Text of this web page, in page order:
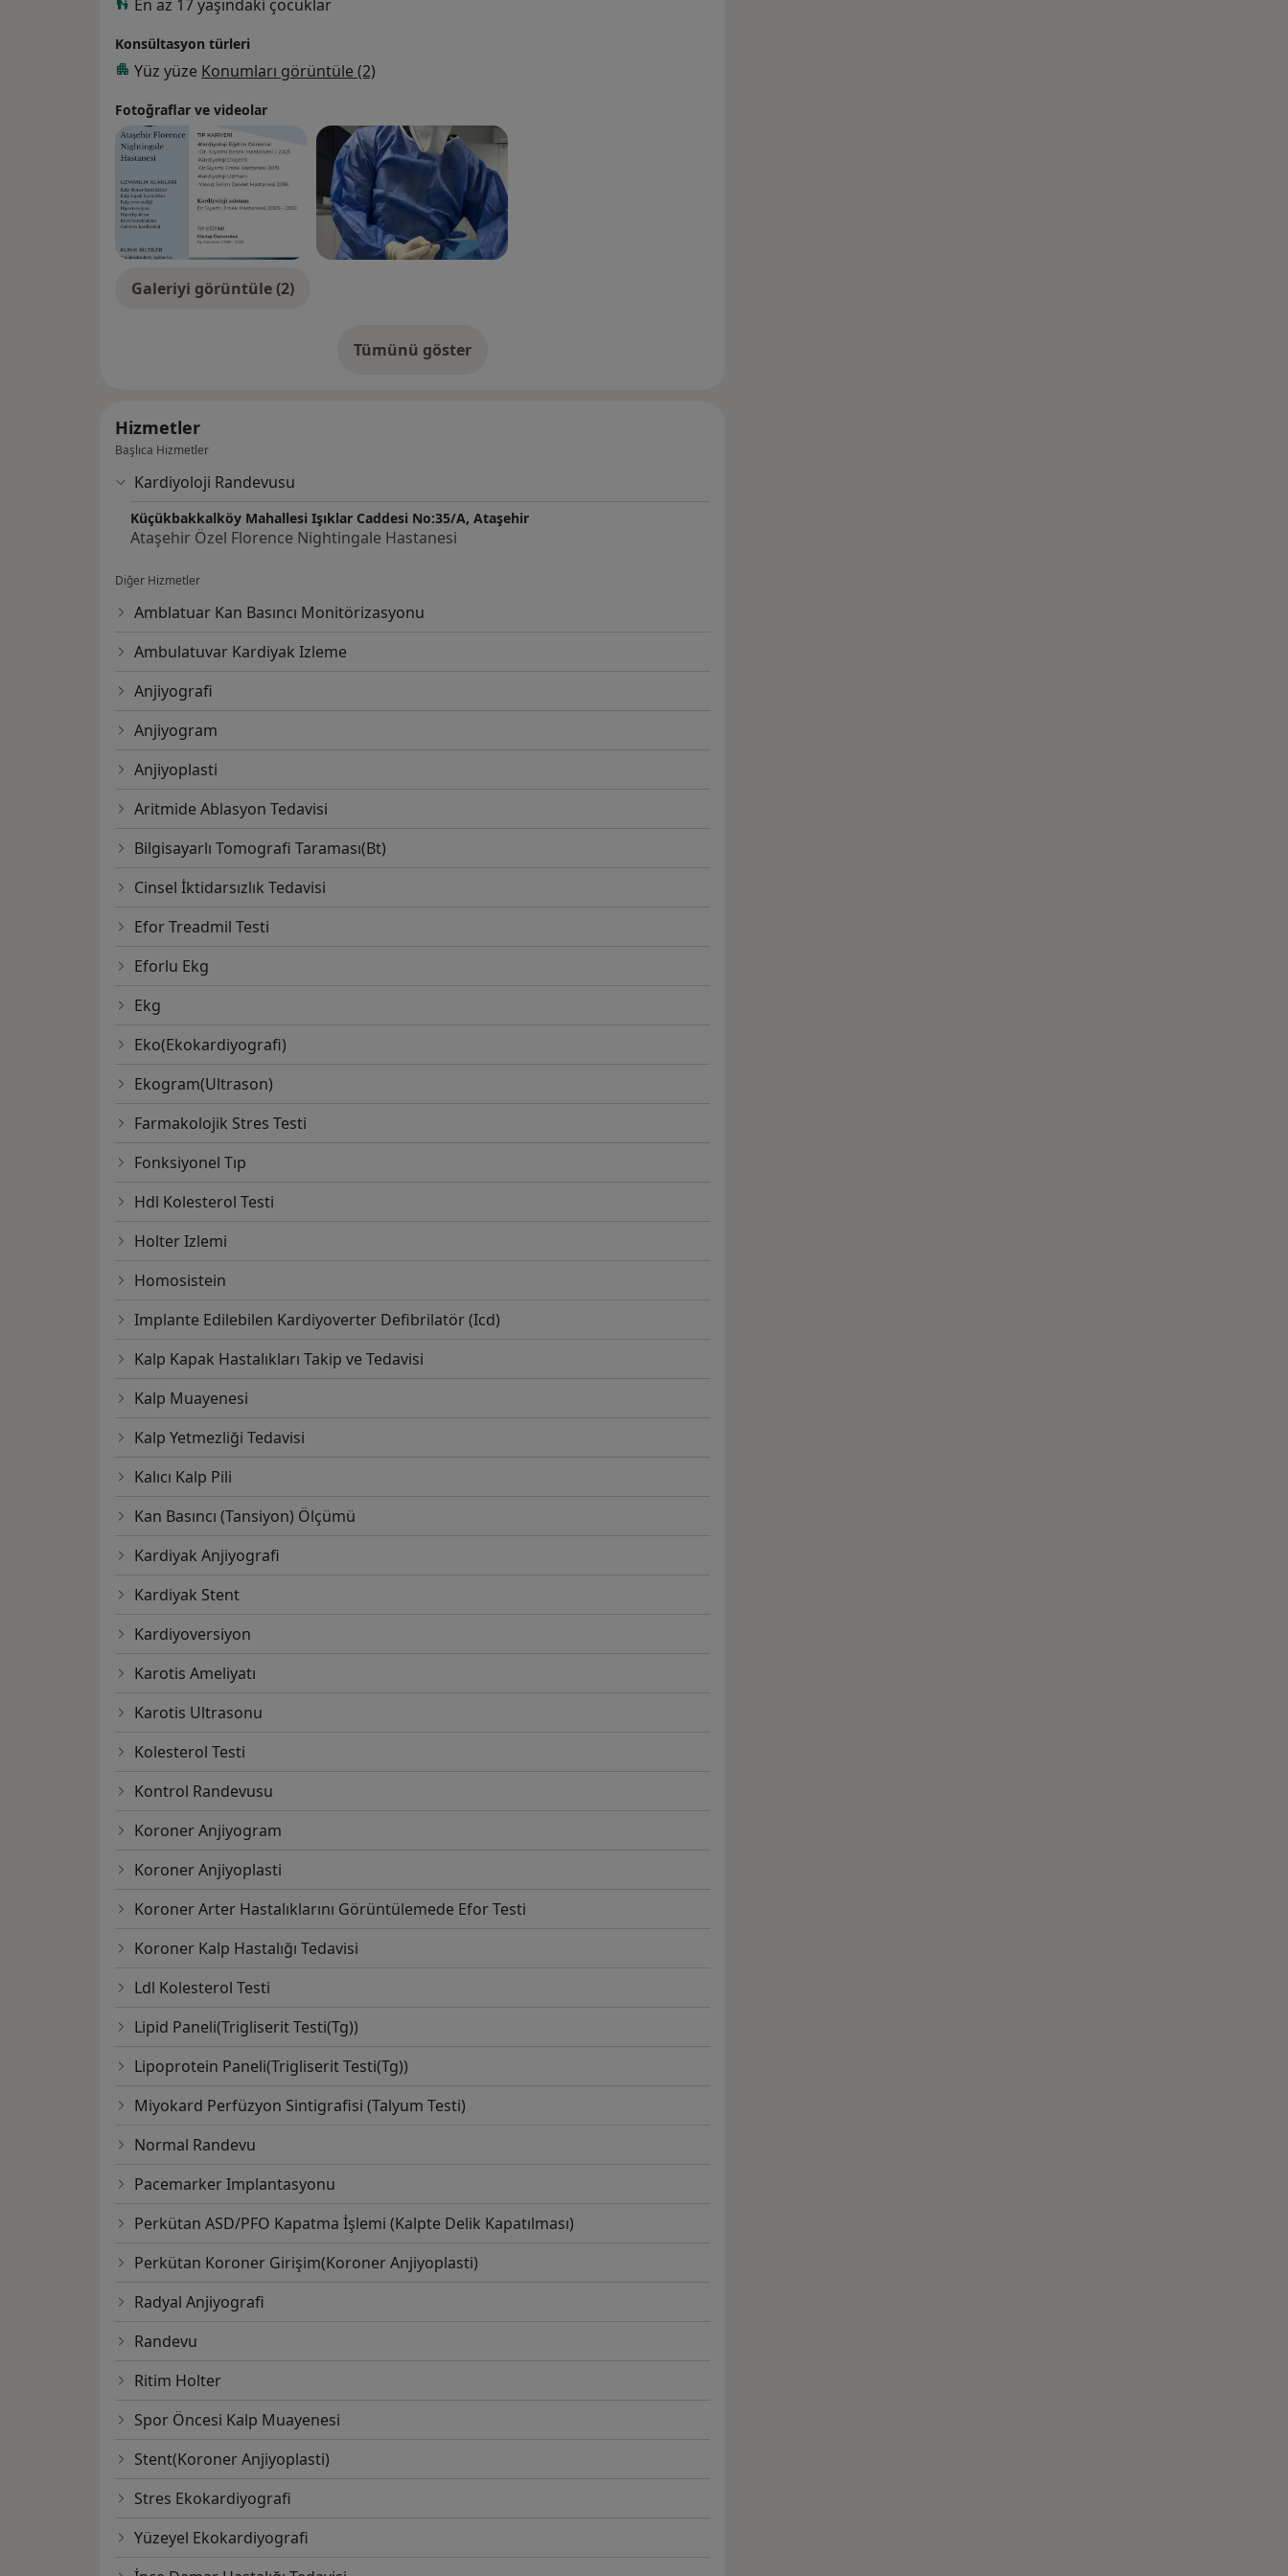
Hipertansiyon
Kolesterol yüksekliği
Ritm bozuklukları
Kalp yetersizliğidir.
En az 17 yaşındaki çocuklar
Konsültasyon türleri
Yüz yüze Konumları görüntüle (2)
Fotoğraflar ve videolar
Galeriyi görüntüle (2)
Tümünü gösterdeneyim hakkında
Hizmetler
Başlıca Hizmetler
Kardiyoloji Randevusu
Küçükbakkalköy Mahallesi Işıklar Caddesi No:35/A, Ataşehir
Ataşehir Özel Florence Nightingale Hastanesi
Diğer Hizmetler
Amblatuar Kan Basıncı Monitörizasyonu
Ambulatuvar Kardiyak Izleme
Anjiyografi
Anjiyogram
Anjiyoplasti
Aritmide Ablasyon Tedavisi
Bilgisayarlı Tomografi Taraması(Bt)
Cinsel İktidarsızlık Tedavisi
Efor Treadmil Testi
Eforlu Ekg
Ekg
Eko(Ekokardiyografi)
Ekogram(Ultrason)
Farmakolojik Stres Testi
Fonksiyonel Tıp
Hdl Kolesterol Testi
Holter Izlemi
Homosistein
Implante Edilebilen Kardiyoverter Defibrilatör (Icd)
Kalp Kapak Hastalıkları Takip ve Tedavisi
Kalp Muayenesi
Kalp Yetmezliği Tedavisi
Kalıcı Kalp Pili
Kan Basıncı (Tansiyon) Ölçümü
Kardiyak Anjiyografi
Kardiyak Stent
Kardiyoversiyon
Karotis Ameliyatı
Karotis Ultrasonu
Kolesterol Testi
Kontrol Randevusu
Koroner Anjiyogram
Koroner Anjiyoplasti
Koroner Arter Hastalıklarını Görüntülemede Efor Testi
Koroner Kalp Hastalığı Tedavisi
Ldl Kolesterol Testi
Lipid Paneli(Trigliserit Testi(Tg))
Lipoprotein Paneli(Trigliserit Testi(Tg))
Miyokard Perfüzyon Sintigrafisi (Talyum Testi)
Normal Randevu
Pacemarker Implantasyonu
Perkütan ASD/PFO Kapatma İşlemi (Kalpte Delik Kapatılması)
Perkütan Koroner Girişim(Koroner Anjiyoplasti)
Radyal Anjiyografi
Randevu
Ritim Holter
Spor Öncesi Kalp Muayenesi
Stent(Koroner Anjiyoplasti)
Stres Ekokardiyografi
Yüzeyel Ekokardiyografi